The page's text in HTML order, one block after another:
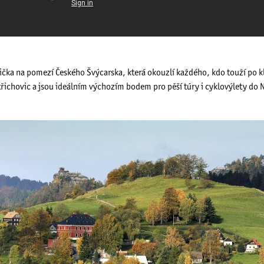
na pomezí Českého Švýcarska, která okouzlí každého, kdo touží po
a jsou ideálním výchozím bodem pro pěší túry i cyklovýlety do